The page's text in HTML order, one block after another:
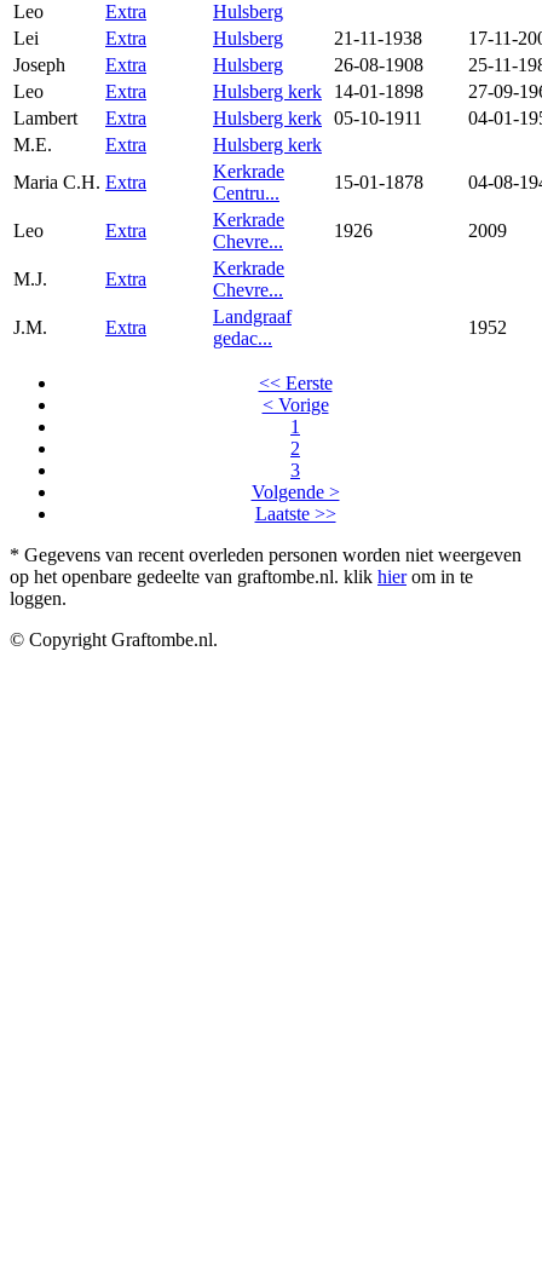
Leo
Extra
Hulsberg
Lei
Extra Hulsberg 21-11-1938
17-11-
Joseph
Extra Hulsberg 26-08-1908
25-11-
Leo
Extra Hulsberg kerk 14-01-1898
27-09-
Lambert
Extra Hulsberg kerk 05-10-1911
04-01-
M.E.
Extra
Hulsberg kerk
Maria C.H. Extra
Kerkrade
Centru...
15-01-1878 04-08-
Leo Extra
Kerkrade
Chevre...
1926 2009
M.J. Extra
Kerkrade
Chevre...
J.M.
Extra
Landgraaf
gedac...
1952
<< Eerste
< Vorige
1
2
3
Volgende >
Laatste >>
* Gegevens van recent overleden personen worden niet weergeven
op het openbare gedeelte van graftombe.nl. klik hierom in te
loggen.
© Copyright Graftombe.nl.